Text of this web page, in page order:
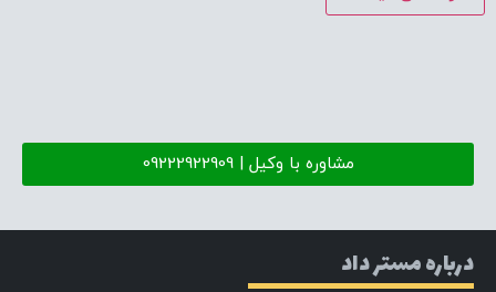
مشاوره با وکیل | 09222922909
درباره مستر داد